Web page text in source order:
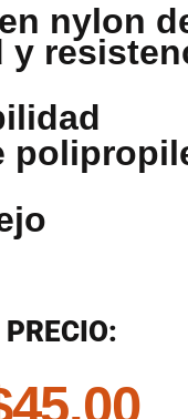
nylon
PRECIO:
45.00